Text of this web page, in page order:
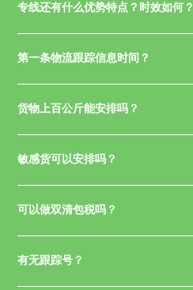
专线还有什么优势特点？时效如何？
第一条物流跟踪信息时间？
货物上百公斤能安排吗？
敏感货可以安排吗？
可以做双清包税吗？
有无跟踪号？